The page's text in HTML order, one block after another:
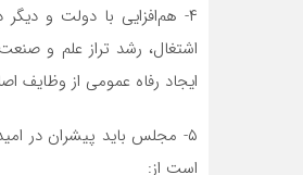
۴- هم‌افزایی با دولت و
اشتغال‌، رشد تراز علم و
ایجاد رفاه عمومی از
است از: